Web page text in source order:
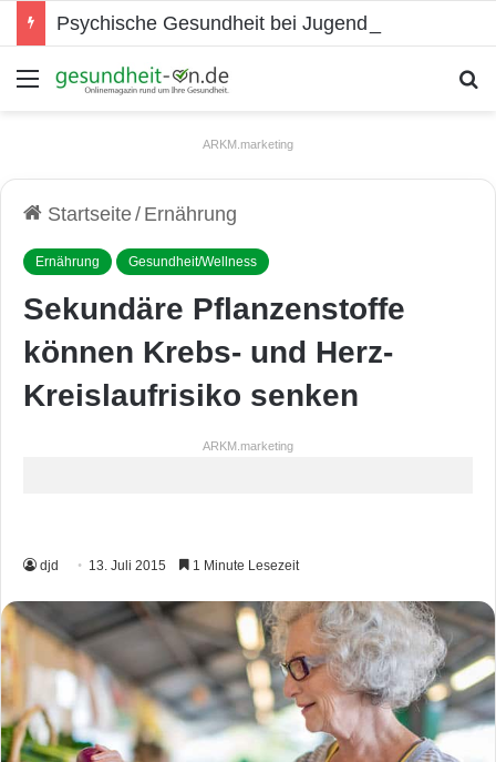
Psychische Gesundheit bei Jugendlichen
Menü
ARKM.marketing
Startseite/ Ernährung
Ernährung Gesundheit/Wellness
Sekundäre Pflanzenstoffe
können Krebs- und Herz-
Kreislaufrisiko senken
ARKM.marketing
djd 13. Juli 2015 1 Minute Lesezeit